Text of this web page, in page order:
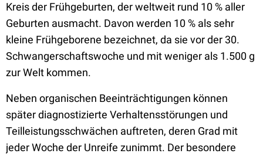
Kreis der Frühgeburten, der weltweit rund 10 % aller
Geburten ausmacht. Davon werden 10 % als sehr
kleine Frühgeborene bezeichnet, da sie vor der 30.
Schwangerschaftswoche und mit weniger als 1.500 g
zur Welt kommen.
Neben organischen Beeinträchtigungen können
später diagnostizierte Verhaltensstörungen und
Teilleistungsschwächen auftreten, deren Grad mit
jeder Woche der Unreife zunimmt. Der besondere